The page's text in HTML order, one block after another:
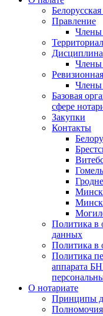
Правление
Члены
Члены
Члены
Базовая
сфере
Закупки
Контакты
Политика в
данных
Политика в
Политика
аппарата
О нотариате
Принципы
Полномочия